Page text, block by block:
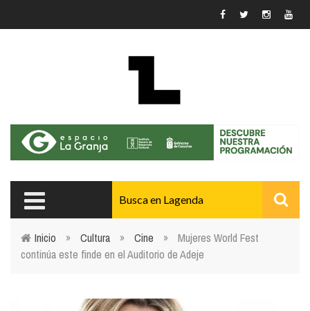
Usted está aquí
Inicio » Cultura » Cine »
Mujeres World Fest
continúa este finde en el Auditorio de Adeje